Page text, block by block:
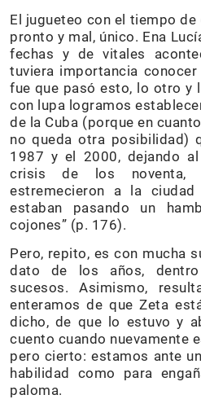
El jugueteo con el tiempo de
pronto y mal, único. Ena
fechas y de vitales
tuviera importancia
fue que pasó esto, lo otro y
con lupa logramos
de la Cuba (porque en
no queda otra posibilidad)
1987 y el 2000, dejando
crisis de los
estremecieron a la
estaban pasando un
cojones” (p. 176).
Pero, repito, es con mucha
dato de los años,
sucesos. Asimismo,
enteramos de que Zeta
dicho, de que lo estuvo y
cuento cuando nuevamente
pero cierto: estamos ante
habilidad como para
paloma.